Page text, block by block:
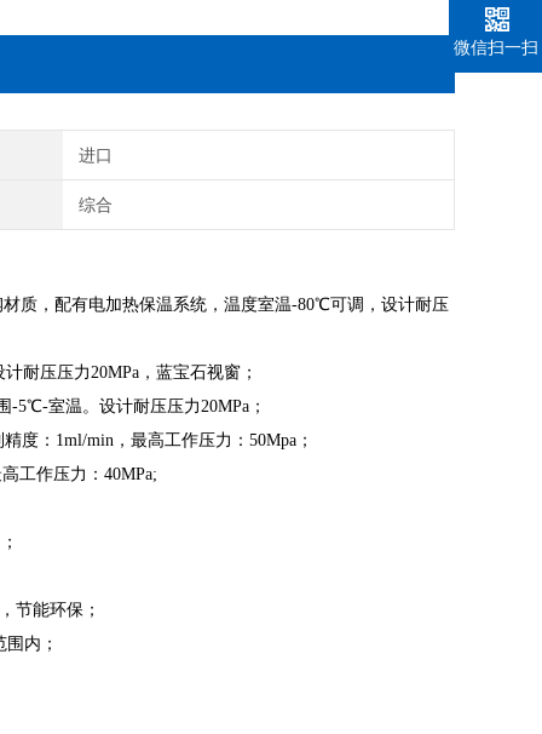
进口
综合
质， 配有电加热保温系统，温度室温-80℃可调， 设计耐压
计耐压压力20MPa ， 蓝宝石视窗 ；
-5℃-室温。 设计耐压压力20MPa ；
度：1ml/min， 最高工作压力 ： 50Mpa ；
工作压力：40MPa;
节能环保；
内；
微信扫一扫